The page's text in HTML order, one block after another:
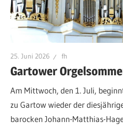
25. Juni 2026 fh
Gartower
Am Mittwoch, den 1. Juli,
zu Gartow wieder der
barocken Johann-Matthias-